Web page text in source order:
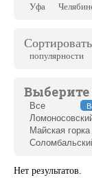
Уфа
популярности
Все
Майская горка
Нет результатов.